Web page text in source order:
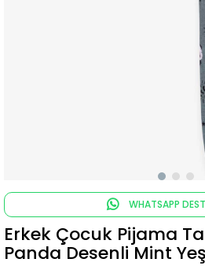
WHATSAPP
Erkek Çocuk Pijama
Panda Desenli Mint